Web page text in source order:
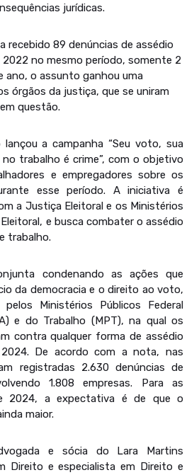
jurídicas.
recebido 89 denúncias de assédio
no mesmo período, somente 2
ano, o assunto ganhou uma
órgãos da justiça, que se uniram
questão.
a campanha “Seu voto, sua
trabalho é crime”, com o objetivo
e empregadores sobre os
esse período. A iniciativa é
a Justiça Eleitoral e os Ministérios
e busca combater o assédio
trabalho.
condenando as ações que
da democracia e o direito ao voto,
Ministérios Públicos Federal
e do Trabalho (MPT), na qual os
contra qualquer forma de assédio
De acordo com a nota, nas
registradas 2.630 denúncias de
1.808 empresas. Para as
2024, a expectativa é de que o
maior.
e sócia do Lara Martins
Direito e especialista em Direito e